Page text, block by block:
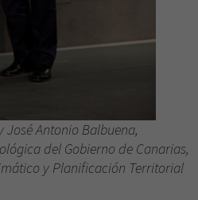
José Antonio Balbuena,
del Gobierno de Canarias,
y Planificación Territorial